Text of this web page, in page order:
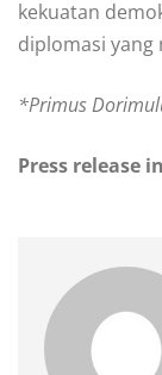
kekuatan
diplomasi yang
*Primus
Press release